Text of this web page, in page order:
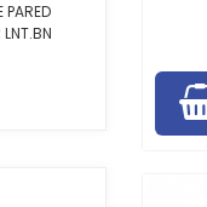
PARED
LNT.BN